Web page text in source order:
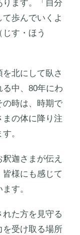
ます。「自分
歩んでいくよ
す・ほう
北にして臥さ
中、80年にわ
の時は、時期で
の体に降り注
。
迦さまが伝え
様にも感じて
す。
た方を見守る
を受け取る場所